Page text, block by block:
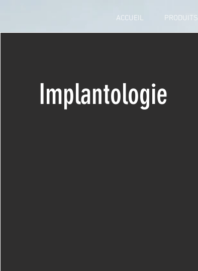
ACCUEIL PRODUITS
Implantologie